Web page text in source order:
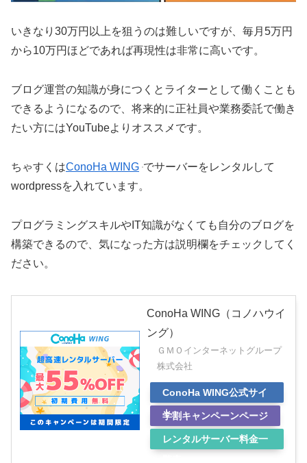
いきなり30万円以上を狙うのは難しいですが、毎月5万円
から10万円ほどであれば再現性は非常に高いです。
ブログ運営の知識が身につくとライターとして働くことも
できるようになるので、将来的に正社員や業務委託で働き
たい方にはYouTubeよりオススメです。
ちゃすくはConoHa WING でサーバーをレンタルして
wordpressを入れています。
プログラミングスキルやIT知識がなくても自分のブログを
構築できるので、気になった方は説明欄をチェックしてく
ださい。
ConoHa WING（コノハウイ
ング）
ＧＭＯインターネットグループ
株式会社
ConoHa WING公式サイ
ト
学割キャンペーンページ
レンタルサーバー料金一